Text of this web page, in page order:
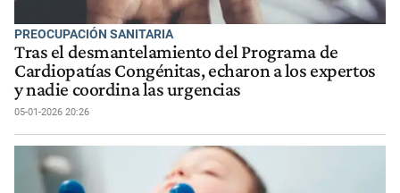
PREOCUPACIÓN SANITARIA
Tras el desmantelamiento del Programa de
Cardiopatías Congénitas, echaron a los expertos
y nadie coordina las urgencias
05-01-2026 20:26